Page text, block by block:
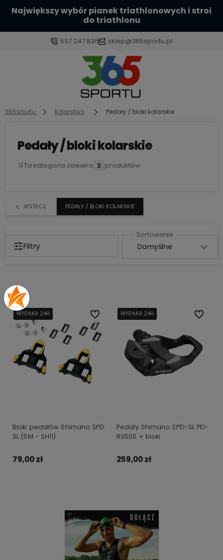
Największy wybór pianek triathlonowych i stroi
do triathlonu
537 247 836 sklep@365sportu.pl
Zaloguj się
Załóż konto
Wybierz coś dla siebie z naszej aktualnej oferty lub
365sportu Kolarstwo Pedały / bloki kolarskie
Pedały / bloki kolarskie
🛒Ta kategoria zawiera 2 produktów
WSTECZ PEDAŁY / BLOKI KOLARSKIE
Filtry
WYSYŁKA 24H
WYSYŁKA 24H
WYSYŁKA 24H
Bloki pedałów Shimano SPD
SL (SM - SH11)
79,00 zł
Do ulubionychWYSYŁKA 24H
WYSYŁKA 24H
WYSYŁKA 24H
Pedały Shimano SPD-SL PD-
RS500 + bloki
259,00 zł
Do